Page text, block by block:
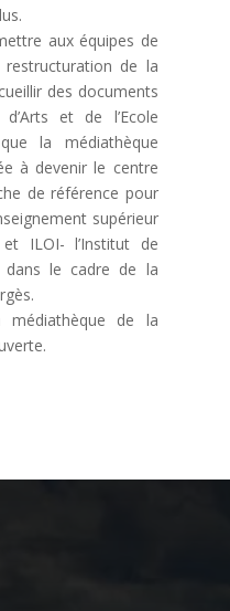
aux équipes de
de la
des documents
d’Arts et de l’Ecole
que la médiathèque
à devenir le centre
de référence pour
supérieur
et ILOI- l’Institut de
dans le cadre de la
médiathèque de la